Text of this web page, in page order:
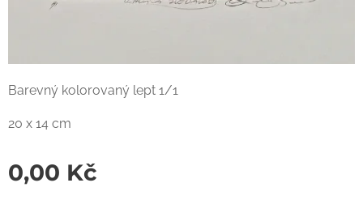
Barevný kolorovaný lept 1/1
20 x 14 cm
0,00 Kč